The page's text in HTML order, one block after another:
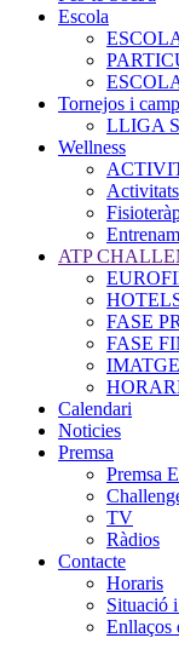
Escola
Tornejos i
LLIGA
Wellness
ATP
FASE
FASE
Calendari
Noticies
Premsa
Premsa
TV
Ràdios
Contacte
Horaris
Situació
Enllaços